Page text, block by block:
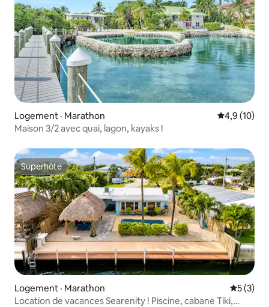
Logement · Marathon Note
4,9 (10)
Maison 3/2 avec quai, lagon, kayaks !
Superhôte
Superhôte
Logement · Marathon Note
5 (3)
Location de vacances Searenity ! Piscine, cabane Tiki,